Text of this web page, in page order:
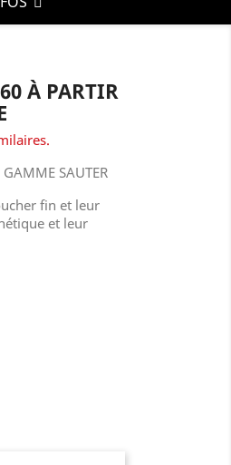
À PARTIR
GAMME SAUTER
fin et leur
et leur